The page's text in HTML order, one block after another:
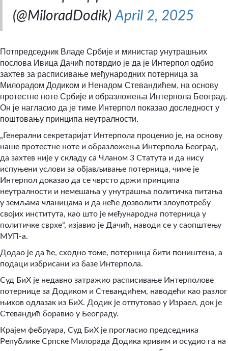
(@MiloradDodik)April 2, 2025
Потпредседник Владе Србије и министар унутрашњих
послова Ивица Дачић потврдио је да је Интерпол одбио
захтев за расписивање међународних потерница за
Милорадом Додиком и Ненадом Стевандићем, на основу
протестне ноте Србије и образложења Интерпола Београд.
Он је нагласио да је тиме Интерпол показао доследност у
поштовању принципа неутралности.
„Генерални секретаријат Интерпола проценио је, на основу
наше протестне ноте и образложења Интерпола Београд,
да захтев није у складу са Чланом 3 Статута и да нису
испуњени услови за објављивање потерница, чиме је
Интерпол доказао да се чврсто држи принципа
неутралности и немешања у унутрашња политичка питања
у земљама чланицама и да неће дозволити злоупотребу
својих института, као што је међународна потерница у
политичке сврхе“, изјавио је Дачић, наводи се у саопштењу
МУП-а.
Додао је да ће, сходно томе, потерница бити поништена, а
подаци избрисани из базе Интерпола.
Суд БиХ је недавно затражио расписивање Интерполове
потернице за Додиком и Стевандићем, наводећи као разлог
њихов одлазак из БиХ. Додик је отпутовао у Израел, док је
Стевандић боравио у Београду.
Крајем фебруара, Суд БиХ је прогласио председника
Републике Српске Милорада Додика кривим и осудио га на